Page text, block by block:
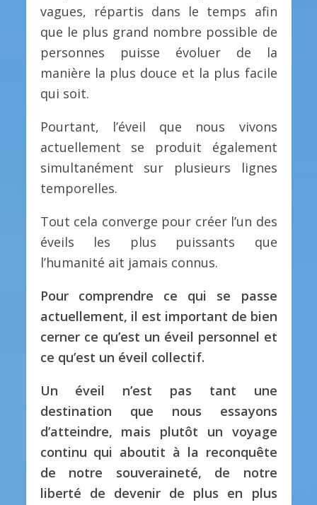
vagues, répartis dans le temps afin
que le plus grand nombre possible de
personnes puisse évoluer de la
manière la plus douce et la plus facile
qui soit.
Pourtant, l’éveil que nous vivons
actuellement se produit également
simultanément sur plusieurs lignes
temporelles.
Tout cela converge pour créer l’un des
éveils les plus puissants que
l’humanité ait jamais connus.
Pour comprendre ce qui se passe
actuellement, il est important de bien
cerner ce qu’est un éveil personnel et
ce qu’est un éveil collectif.
Un éveil n’est pas tant une
destination que nous essayons
d’atteindre, mais plutôt un voyage
continu qui aboutit à la reconquête
de notre souveraineté, de notre
liberté de devenir de plus en plus